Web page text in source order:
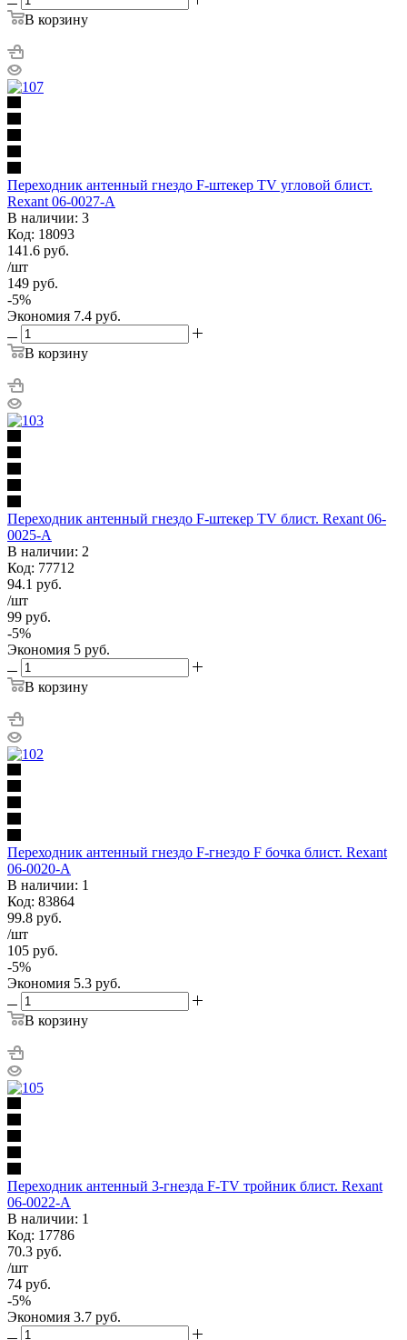
В корзину
Переходник антенный гнездо F-штекер TV угловой блист.
Rexant 06-0027-A
В наличии: 3
Код: 18093
141.6 руб.
/шт
149 руб.
-5%
Экономия 7.4 руб.
В корзину
Переходник антенный гнездо F-штекер TV блист. Rexant 06-
0025-A
В наличии: 2
Код: 77712
94.1 руб.
/шт
99 руб.
-5%
Экономия 5 руб.
В корзину
Переходник антенный гнездо F-гнездо F бочка блист. Rexant
06-0020-A
В наличии: 1
Код: 83864
99.8 руб.
/шт
105 руб.
-5%
Экономия 5.3 руб.
В корзину
Переходник антенный 3-гнезда F-TV тройник блист. Rexant
06-0022-A
В наличии: 1
Код: 17786
70.3 руб.
/шт
74 руб.
-5%
Экономия 3.7 руб.